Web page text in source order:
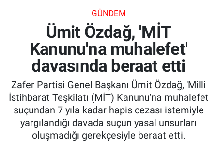
GÜNDEM
Ümit Özdağ, 'MİT
Kanunu'na muhalefet'
davasında beraat etti
Zafer Partisi Genel Başkanı Ümit Özdağ, 'Milli
İstihbarat Teşkilatı (MİT) Kanunu'na muhalefet
suçundan 7 yıla kadar hapis cezası istemiyle
yargılandığı davada suçun yasal unsurları
oluşmadığı gerekçesiyle beraat etti.